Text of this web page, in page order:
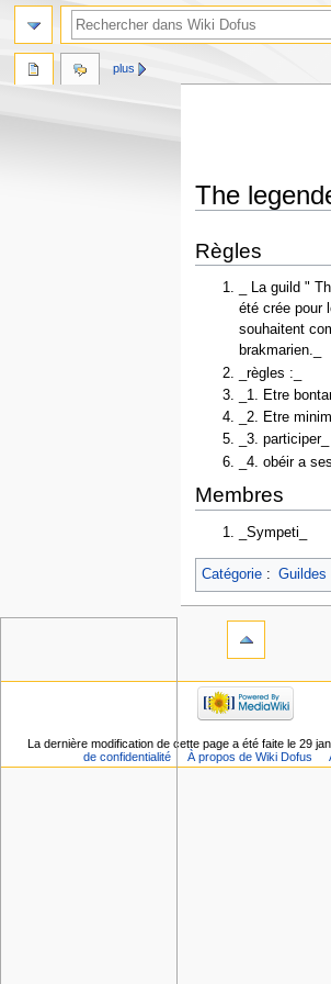
The
à
navigation
à
recherche
Règles
_ La guild "
été crée pour
souhaitent
brakmarien._
_règles :_
_1. Etre
_2. Etre
_3. participer_
_4. obéir a
Membres
_Sympeti_
Catégorie: Guildes
plus
La dernière modification de cette page a été faite le 29
de confidentialité
À propos de Wiki Dofus